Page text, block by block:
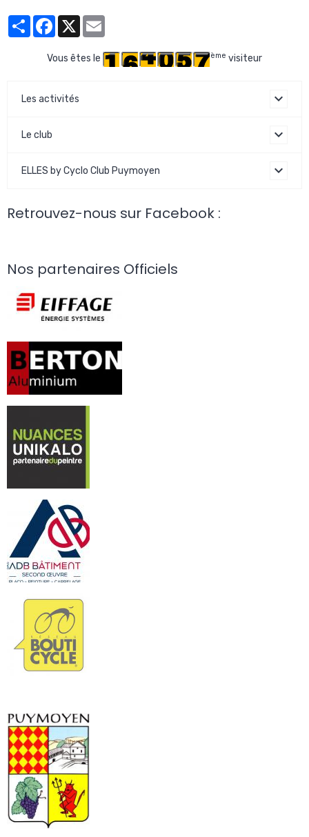
PartagerFacebook
X
Vous êtes le ème visiteur
Les activités
Le club
ELLES by Cyclo Club Puymoyen
Retrouvez-nous sur Facebook :
Nos partenaires Officiels